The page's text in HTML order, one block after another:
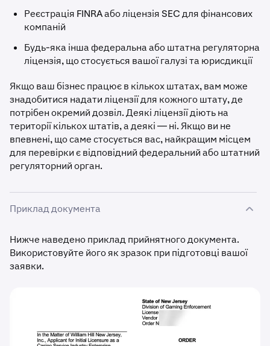
Реєстрація FINRA або ліцензія SEC для фінансових
компаній
Будь-яка інша федеральна або штатна регуляторна
ліцензія, що стосується вашої галузі та юрисдикції
Якщо ваш бізнес працює в кількох штатах, вам може
знадобитися надати ліцензії для кожного штату, де
потрібен окремий дозвіл. Деякі ліцензії діють на
території кількох штатів, а деякі — ні. Якщо ви не
впевнені, що саме стосується вас, найкращим місцем
для перевірки є відповідний федеральний або штатний
регуляторний орган.
Приклад документа
Нижче наведено приклад прийнятного документа.
Використовуйте його як зразок при підготовці вашої
заявки.